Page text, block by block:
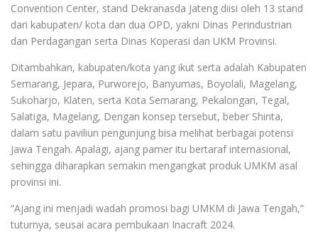
Convention Center, stand Dekranasda Jateng diisi oleh 13 stand
dari kabupaten/ kota dan dua OPD, yakni Dinas Perindustrian
dan Perdagangan serta Dinas Koperasi dan UKM Provinsi.
Ditambahkan, kabupaten/kota yang ikut serta adalah Kabupaten
Semarang, Jepara, Purworejo, Banyumas, Boyolali, Magelang,
Sukoharjo, Klaten, serta Kota Semarang, Pekalongan, Tegal,
Salatiga, Magelang, Dengan konsep tersebut, beber Shinta,
dalam satu paviliun pengunjung bisa melihat berbagai potensi
Jawa Tengah. Apalagi, ajang pamer itu bertaraf internasional,
sehingga diharapkan semakin mengangkat produk UMKM asal
provinsi ini.
“Ajang ini menjadi wadah promosi bagi UMKM di Jawa Tengah,”
tuturnya, seusai acara pembukaan Inacraft 2024.